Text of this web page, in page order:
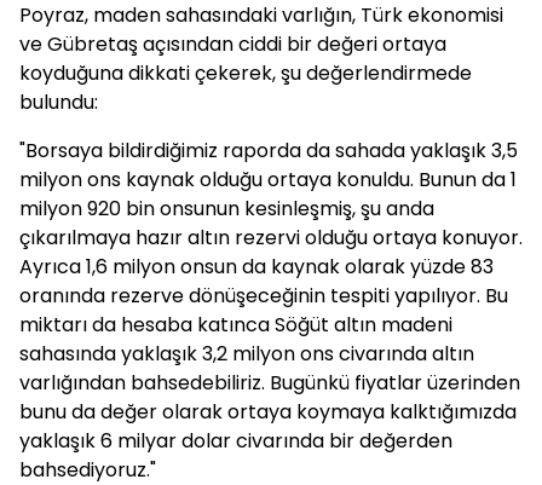
Poyraz, maden sahasındaki varlığın, Türk ekonomisi
ve Gübretaş açısından ciddi bir değeri ortaya
koyduğuna dikkati çekerek, şu değerlendirmede
bulundu:
"Borsaya bildirdiğimiz raporda da sahada yaklaşık 3,5
milyon ons kaynak olduğu ortaya konuldu. Bunun da 1
milyon 920 bin onsunun kesinleşmiş, şu anda
çıkarılmaya hazır altın rezervi olduğu ortaya konuyor.
Ayrıca 1,6 milyon onsun da kaynak olarak yüzde 83
oranında rezerve dönüşeceğinin tespiti yapılıyor. Bu
miktarı da hesaba katınca Söğüt altın madeni
sahasında yaklaşık 3,2 milyon ons civarında altın
varlığından bahsedebiliriz. Bugünkü fiyatlar üzerinden
bunu da değer olarak ortaya koymaya kalktığımızda
yaklaşık 6 milyar dolar civarında bir değerden
bahsediyoruz."